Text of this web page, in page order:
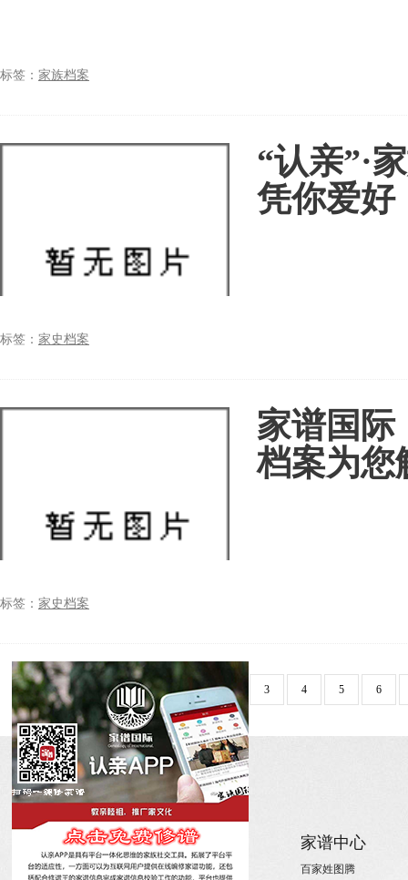
标签： 家族档案
“认亲”·
凭你爱好
标签： 家史档案
家谱国际
档案为您
标签： 家史档案
首页 上一页 上10页 2 3 4 5 6
关于国际家谱
家族新闻
姓氏新闻
家谱中心
百家姓图腾